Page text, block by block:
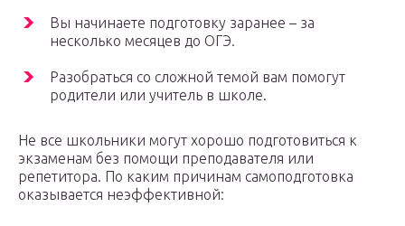
Вы начинаете подготовку заранее – за
несколько месяцев до ОГЭ.
Разобраться со сложной темой вам помогут
родители или учитель в школе.
Не все школьники могут хорошо подготовиться к
экзаменам без помощи преподавателя или
репетитора. По каким причинам самоподготовка
оказывается неэффективной: